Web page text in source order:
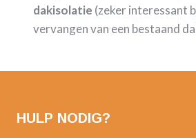
dakisolatie (zeker interessant
vervangen van een bestaand
HULP NODIG?